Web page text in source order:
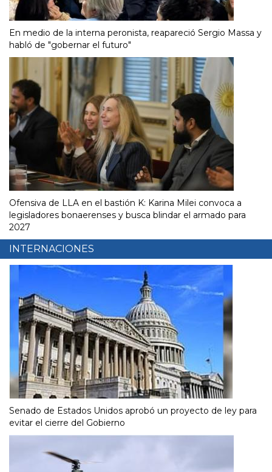
En medio de la interna peronista, reapareció Sergio Massa y
habló de "gobernar el futuro"
Ofensiva de LLA en el bastión K: Karina Milei convoca a
legisladores bonaerenses y busca blindar el armado para
2027
INTERNACIONES
Senado de Estados Unidos aprobó un proyecto de ley para
evitar el cierre del Gobierno